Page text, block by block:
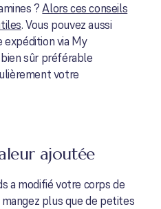
?Alors ces conseils
. Vous pouvez aussi
expédition via My
sûr préférable
votre
ajoutée
a modifié votre corps de
plus que de petites